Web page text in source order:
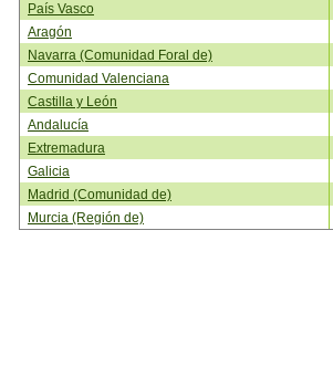
País Vasco
Aragón
Navarra (Comunidad Foral de)
Comunidad Valenciana
Castilla y León
Andalucía
Extremadura
Galicia
Madrid (Comunidad de)
Murcia (Región de)